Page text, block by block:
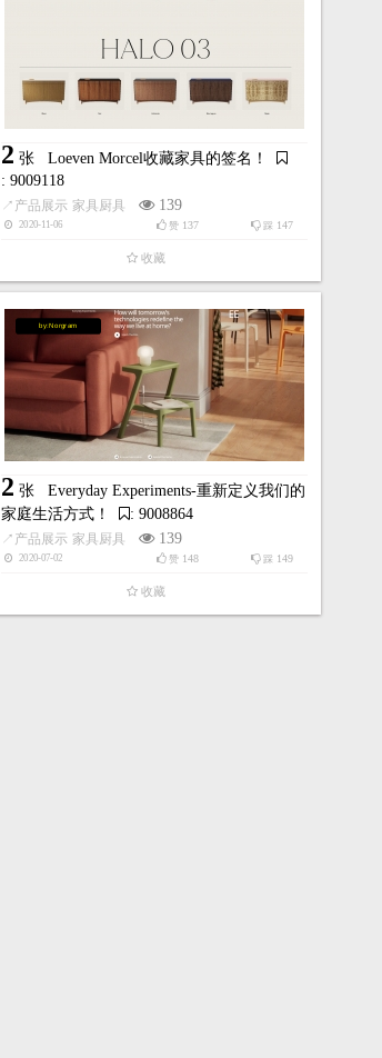
2 张 Loeven Morcel收藏家具的签名！
: 9009118
↗ 产品展示 家具厨具 139
2020-11-06 踩 147
赞 137
收藏
by:Norgram
2 张 Everyday Experiments-重新定义我们的
家庭生活方式！
: 9008864
↗ 产品展示 家具厨具 139
2020-07-02 踩 149
赞 148
收藏